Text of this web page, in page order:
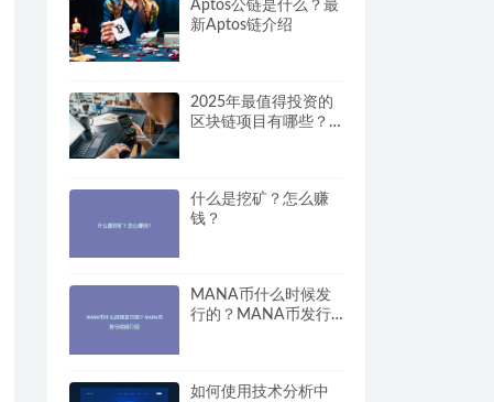
Aptos公链是什么？最
新Aptos链介绍
2025年最值得投资的
区块链项目有哪些？
什么是挖矿？怎么赚
钱？
MANA币什么时候发
行的？MANA币发行
如何使用技术分析中